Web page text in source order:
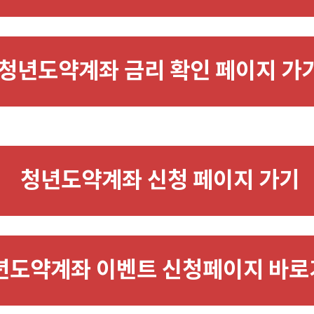
년도약계좌 금리 확인 페이지 가
청년도약계좌 신청 페이지 가기
약계좌 이벤트 신청페이지 바